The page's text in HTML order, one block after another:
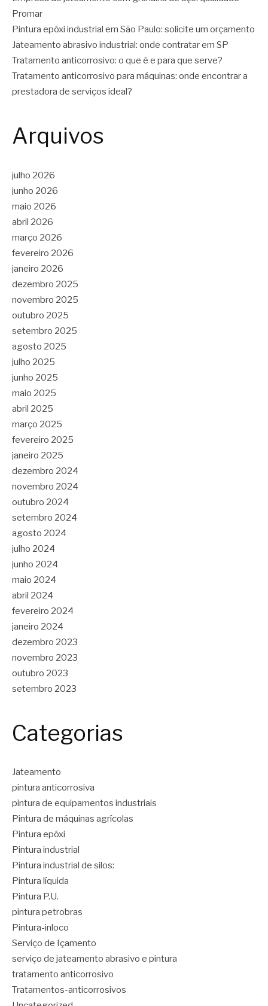
Promar
Pintura epóxi industrial em São Paulo: solicite um orçamento
Jateamento abrasivo industrial: onde contratar em SP
Tratamento anticorrosivo: o que é e para que serve?
Tratamento anticorrosivo para máquinas: onde encontrar a
prestadora de serviços ideal?
Arquivos
julho 2026
junho 2026
maio 2026
abril 2026
março 2026
fevereiro 2026
janeiro 2026
dezembro 2025
novembro 2025
outubro 2025
setembro 2025
agosto 2025
julho 2025
junho 2025
maio 2025
abril 2025
março 2025
fevereiro 2025
janeiro 2025
dezembro 2024
novembro 2024
outubro 2024
setembro 2024
agosto 2024
julho 2024
junho 2024
maio 2024
abril 2024
fevereiro 2024
janeiro 2024
dezembro 2023
novembro 2023
outubro 2023
setembro 2023
Categorias
Jateamento
pintura anticorrosiva
pintura de equipamentos industriais
Pintura de máquinas agrícolas
Pintura epóxi
Pintura industrial
Pintura industrial de silos:
Pintura líquida
Pintura P.U.
pintura petrobras
Pintura-inloco
Serviço de Içamento
serviço de jateamento abrasivo e pintura
tratamento anticorrosivo
Tratamentos-anticorrosivos